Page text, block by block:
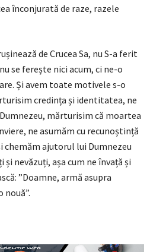
înconjurată de raze, razele
de Crucea Sa, nu S-a ferit
se ferește nici acum, ci ne-o
Și avem toate motivele s-o
credința și identitatea, ne
mărturisim că moartea
ne asumăm cu recunoștință
ajutorul lui Dumnezeu
nevăzuți, așa cum ne învață și
”Doamne, armă asupra
nouă”.